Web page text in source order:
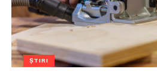
ȘTIRI